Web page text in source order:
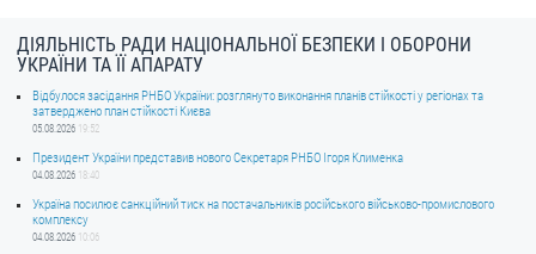
ДІЯЛЬНІСТЬ РАДИ НАЦІОНАЛЬНОЇ БЕЗПЕКИ І ОБОРОНИ
УКРАЇНИ ТА ЇЇ АПАРАТУ
Відбулося засідання РНБО України: розглянуто виконання планів стійкості у регіонах та
затверджено план стійкості Києва
05.08.2026 19:52
Президент України представив нового Секретаря РНБО Ігоря Клименка
04.08.2026 18:40
Україна посилює санкційний тиск на постачальників російського військово-промислового
комплексу
04.08.2026 10:06